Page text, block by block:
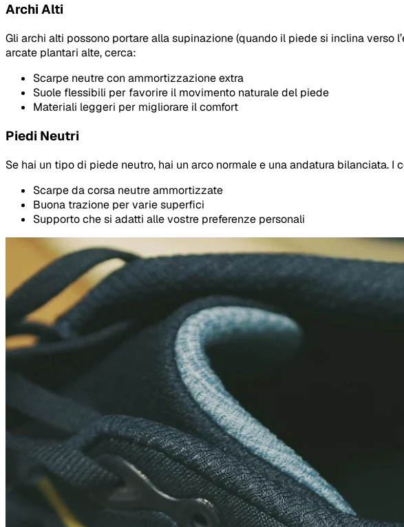
Archi Alti
Gli archi alti possono portare alla supinazione (quando il piede si inclina verso
arcate plantari alte, cerca:
Scarpe neutre con ammortizzazione extra
Suole flessibili per favorire il movimento naturale del piede
Materiali leggeri per migliorare il comfort
Piedi Neutri
Se hai un tipo di piede neutro, hai un arco normale e una andatura bilanciata.
Scarpe da corsa neutre ammortizzate
Buona trazione per varie superfici
Supporto che si adatti alle vostre preferenze personali